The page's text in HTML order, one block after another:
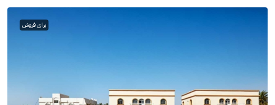
برای فروش